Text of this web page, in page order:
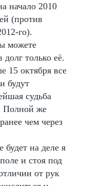
начало 2010
(против
го).
можете
долг только её.
15 октября все
будут
судьба
Полной же
чем через
на деле я
и стоя под
от рук